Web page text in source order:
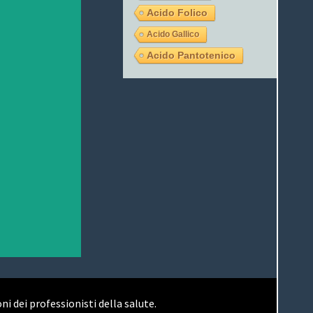
b
o
o
k
Acido Folico
Acido Gallico
Acido Pantotenico
dei professionisti della salute.